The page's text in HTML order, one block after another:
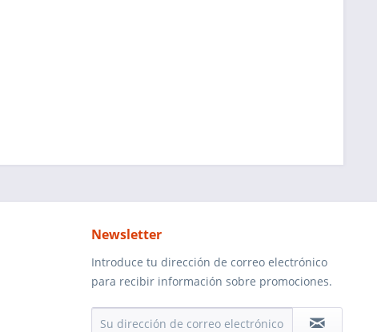
Newsletter
Introduce tu dirección de correo electrónico
para recibir información sobre promociones.